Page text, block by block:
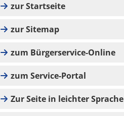
zur Startseite
zur Sitemap
zum Bürgerservice-Online
zum Service-Portal
Zur Seite in leichter Sprache